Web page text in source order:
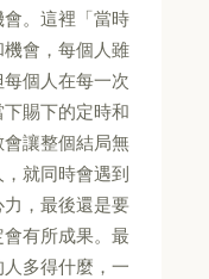
。這裡「當時
會，每個人雖
個人在每一次
賜下的定時和
讓整個結局無
就同時會遇到
，最後還是要
有所成果。最
多得什麼，一